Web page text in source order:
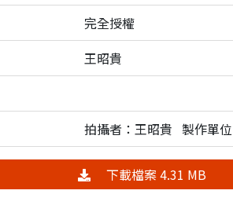
完全授權
王昭貴
拍攝者：王昭貴 製作單
下載檔案 4.31 MB